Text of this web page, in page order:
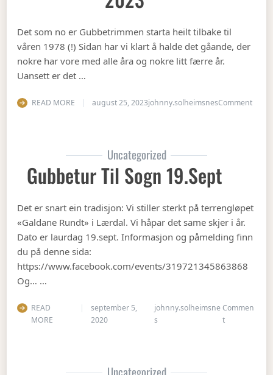
Det som no er Gubbetrimmen starta heilt tilbake til
våren 1978 (!) Sidan har vi klart å halde det gåande, der
nokre har vore med alle åra og nokre litt færre år.
Uansett er det …
READ MORE august 25, 2023johnny.solheimsnesCommenton
Uncategorized
Gubbetur Til Sogn 19.sept
Det er snart ein tradisjon: Vi stiller sterkt på terrengløpet
«Galdane Rundt» i Lærdal. Vi håpar det same skjer i år.
Dato er laurdag 19.sept. Informasjon og påmelding finn
du på denne sida:
https://www.facebook.com/events/319721345863868
Og… …
READ
MORE
september 5,
2020
johnny.solheimsne
s
Commen
ton Gubbetur
Uncategorized